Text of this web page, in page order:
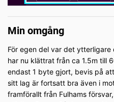
Min omgång
För egen del var det
har nu klättrat från ca 1.5m till
endast 1 byte gjort, bevis på
sitt lag är fortsatt bra även i
framförallt från Fulhams